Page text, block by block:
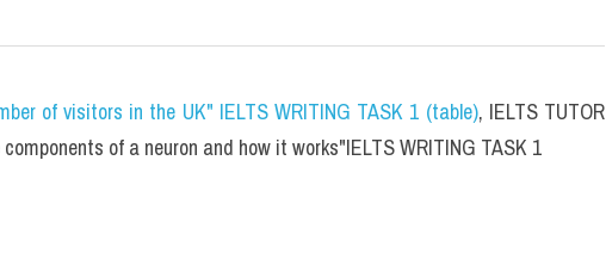
of visitors in the UK" IELTS WRITING TASK 1 (table), IELTS TUTOR
of a neuron and how it works"IELTS WRITING TASK 1